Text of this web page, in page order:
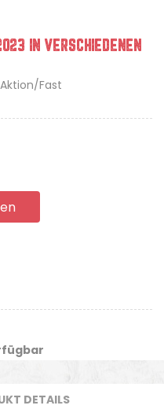
IN VERSCHIEDENEN
Fast
DETAILS